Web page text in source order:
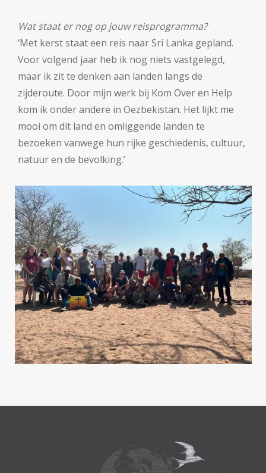
Wat staat er nog op jouw reisprogramma?
‘Met kerst staat een reis naar Sri Lanka gepland.
Voor volgend jaar heb ik nog niets vastgelegd,
maar ik zit te denken aan landen langs de
zijderoute. Door mijn werk bij Kom Over en Help
kom ik onder andere in Oezbekistan. Het lijkt me
mooi om dit land en omliggende landen te
bezoeken vanwege hun rijke geschiedenis, cultuur,
natuur en de bevolking.’